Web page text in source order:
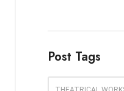
Post Tags